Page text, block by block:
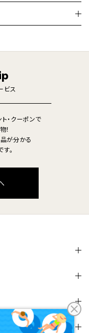
掃除機
生活家電
デスクライト
ビス
・クーポンで
！
が分かる
。